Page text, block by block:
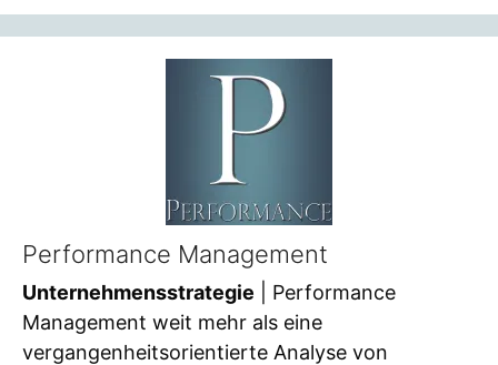
Performance Management
Unternehmensstrategie | Performance
Management weit mehr als eine
vergangenheitsorientierte Analyse von